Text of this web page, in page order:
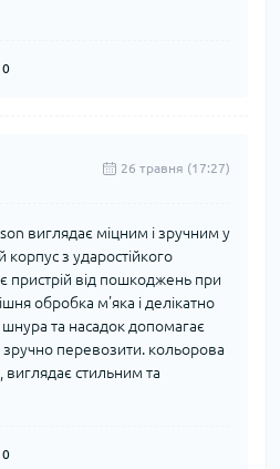
0
26 травня (17:27)
виглядає міцним і зручним у
корпус з ударостійкого
пристрій від пошкоджень при
обробка м'яка і делікатно
шнура та насадок допомагає
зручно перевозити. кольорова
стильним та
0